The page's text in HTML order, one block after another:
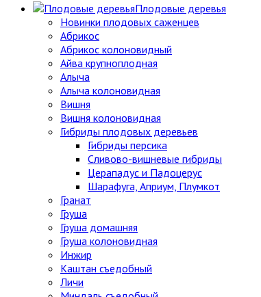
Плодовые деревья
Новинки плодовых саженцев
Абрикос
Абрикос колоновидный
Айва крупноплодная
Алыча
Алыча колоновидная
Вишня
Вишня колоновидная
Гибриды плодовых деревьев
Гибриды персика
Сливово-вишневые гибриды
Церападус и Падоцерус
Шарафуга, Априум, Плумкот
Гранат
Груша
Груша домашняя
Груша колоновидная
Инжир
Каштан съедобный
Личи